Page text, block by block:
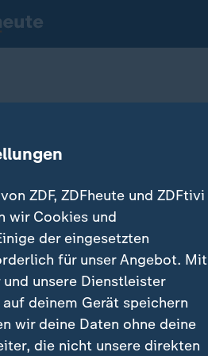
ZDF, ZDFheute und ZDFtivi
wir Cookies und
der eingesetzten
für unser Angebot. Mit
unsere Dienstleister
deinem Gerät speichern
wir deine Daten ohne deine
die nicht unsere direkten